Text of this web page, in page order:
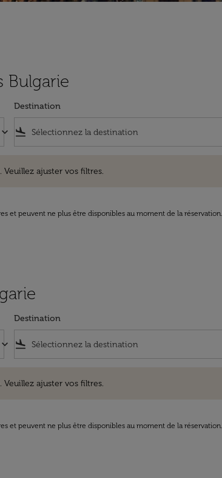
Bulgarie
keyboard_arrow_down
Destination
flight_land
ajuster vos filtres.
et peuvent ne plus être disponibles au moment de la
keyboard_arrow_down
Destination
flight_land
ajuster vos filtres.
et peuvent ne plus être disponibles au moment de la